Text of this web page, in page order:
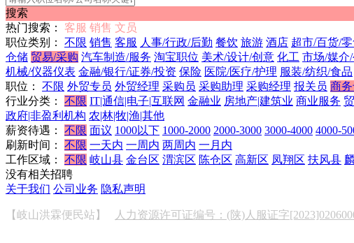
搜索
热门搜索：
客服 销售 文员
职位类别：
不限 销售 客服 人事/行政/后勤 餐饮 旅游 酒店 超市/百货/零
仓储 贸易/采购 汽车制造/服务 淘宝职位 美术/设计/创意 化工 市场/媒介
机械/仪器仪表 金融/银行/证券/投资 保险 医院/医疗/护理 服装/纺织/食品
职位：
不限 外贸专员 外贸经理 采购员 采购助理 采购经理 报关员 商
行业分类：
不限 IT|通信|电子|互联网 金融业 房地产|建筑业 商业服务
政府|非盈利机构 农|林|牧|渔|其他
薪资待遇：
不限 面议 1000以下 1000-2000 2000-3000 3000-4000 4000-
刷新时间：
不限 一天内 一周内 两周内 一月内
工作区域：
不限 岐山县 金台区 渭滨区 陈仓区 高新区 凤翔区 扶风县
没有相关招聘
关于我们 公司业务 隐私声明
【岐山洪霖便民站】 人力资源许可证编号：(陕)人服证字